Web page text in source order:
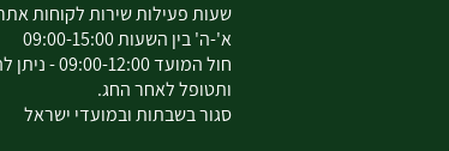
שעות פעילות שירות לקוחות
א'-ה' בין השעות 09:00-15:00
חול המועד
ותטופל לאחר החג.
סגור בשבתות ובמועדי ישראל